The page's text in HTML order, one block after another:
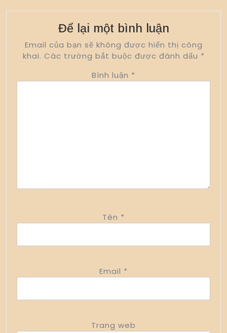
Để lại một bình luận
Email của bạn sẽ không được hiển thị công
khai. Các trường bắt buộc được đánh dấu *
Bình luận *
Tên *
Email *
Trang web